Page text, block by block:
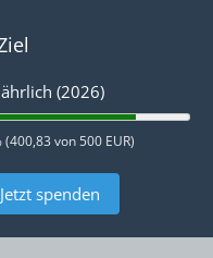
(2026)
(400,83 von 500 EUR)
Jetzt spenden